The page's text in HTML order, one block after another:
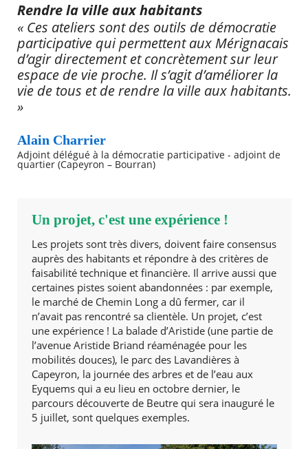
Rendre la ville aux habitants
« Ces ateliers sont des outils de démocratie
participative qui permettent aux Mérignacais
d’agir directement et concrètement sur leur
espace de vie proche. Il s’agit d’améliorer la
vie de tous et de rendre la ville aux habitants.
»
Alain Charrier
Adjoint délégué à la démocratie participative - adjoint de
quartier (Capeyron – Bourran)
Un projet, c'est une expérience !
Les projets sont très divers, doivent faire consensus
auprès des habitants et répondre à des critères de
faisabilité technique et financière. Il arrive aussi que
certaines pistes soient abandonnées : par exemple,
le marché de Chemin Long a dû fermer, car il
n’avait pas rencontré sa clientèle. Un projet, c’est
une expérience ! La balade d’Aristide (une partie de
l’avenue Aristide Briand réaménagée pour les
mobilités douces), le parc des Lavandières à
Capeyron, la journée des arbres et de l’eau aux
Eyquems qui a eu lieu en octobre dernier, le
parcours découverte de Beutre qui sera inauguré le
5 juillet, sont quelques exemples.